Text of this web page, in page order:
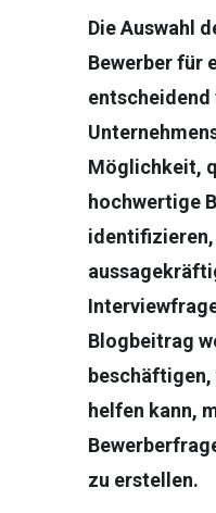
Die Auswahl
Bewerber für
entscheidend
Möglichkeit,
hochwertige
Blogbeitrag
beschäftigen,
helfen kann,
zu erstellen.